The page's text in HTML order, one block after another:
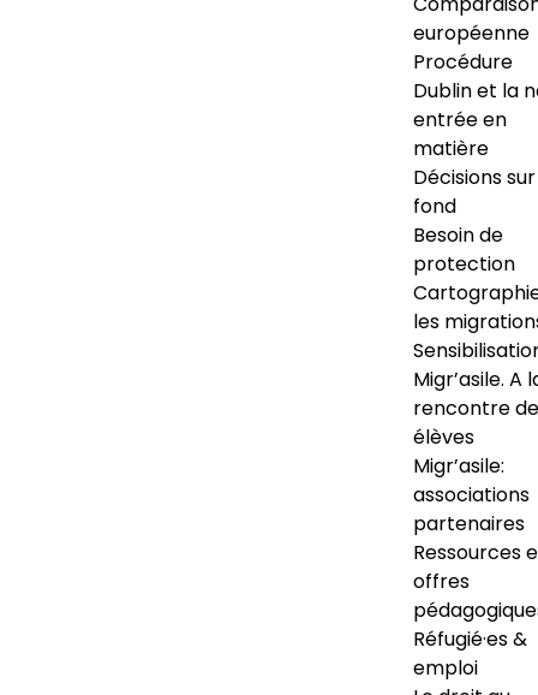
européenne
Procédure
Dublin et la
entrée en
matière
Décisions
fond
Besoin de
protection
les
Migr’asile. A
rencontre
élèves
Migr’asile:
associations
partenaires
Ressources
offres
Réfugié·es &
emploi